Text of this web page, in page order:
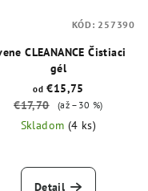
CLEANANCE Čistiaci
gél
od €15,75
€17,70
(až –30 %)
Skladom (4 ks)
Detail
KÓD: 257390